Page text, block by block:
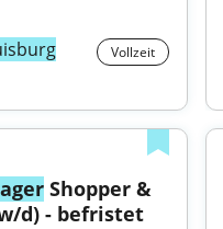
Vollzeit
Shopper &
d) - befristet